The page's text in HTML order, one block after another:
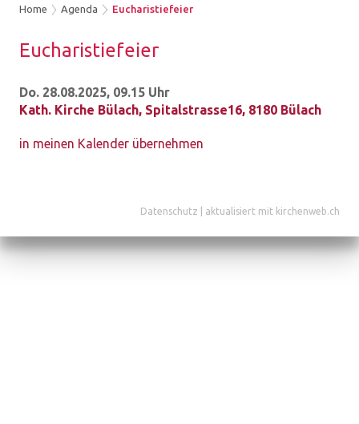
Home Agenda Eucharistiefeier
Eu­cha­ris­tie­fei­er
Do. 28.08.2025, 09.15 Uhr
Kath. Kirche Bülach, Spitalstrasse16, 8180 Bülach
in meinen Kalender übernehmen
Datenschutz aktualisiert mit kirchenweb.ch